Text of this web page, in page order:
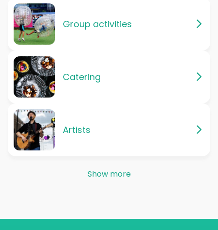
Group activities
Catering
Artists
Show more